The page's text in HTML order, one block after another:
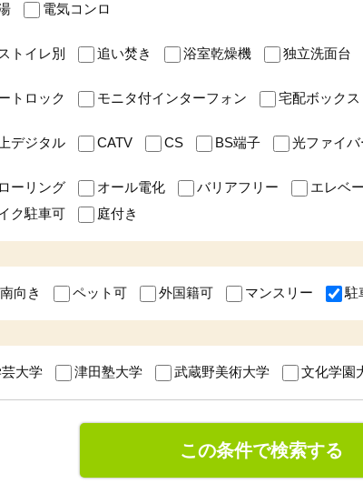
電気コンロ
トイレ別 追い焚き 浴室乾燥機 独立洗面台
トロック モニタ付インターフォン 宅配ボックス
デジタル CATV CS BS端子 光ファイバ
ーリング オール電化 バリアフリー エレベ
ク駐車可
庭付き
南向き ペット可 外国籍可 マンスリー 駐
大学 津田塾大学 武蔵野美術大学 文化学園